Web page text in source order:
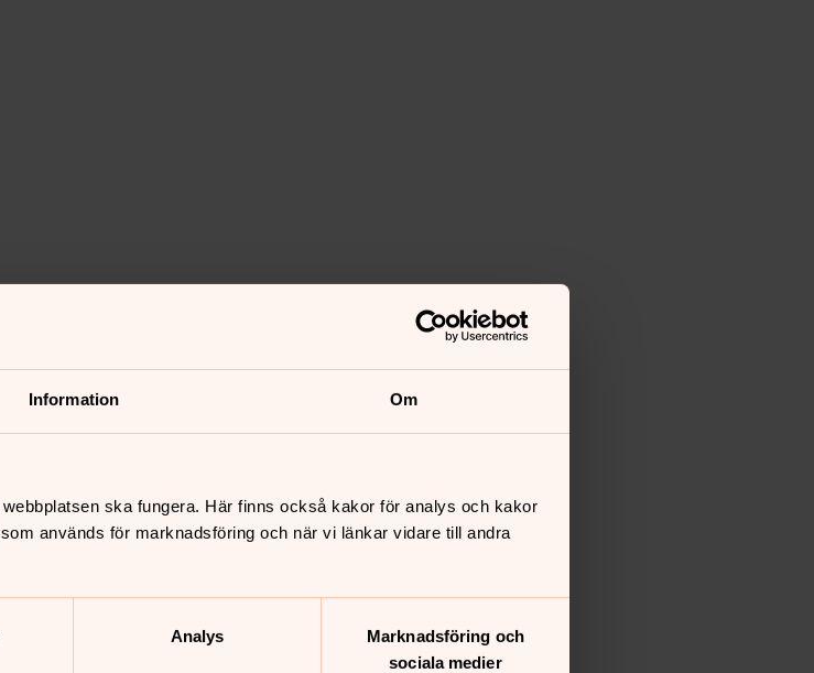
Information Om
ska fungera. Här finns också kakor för analys och kakor
används för marknadsföring och när vi länkar vidare till andra
Analys
Marknadsföring och
sociala medier